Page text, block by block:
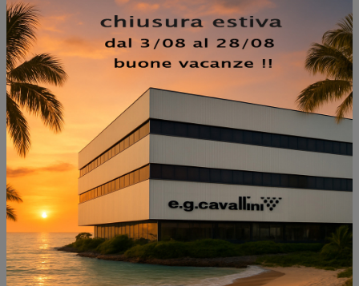
NON PERDERTI ANCHE: